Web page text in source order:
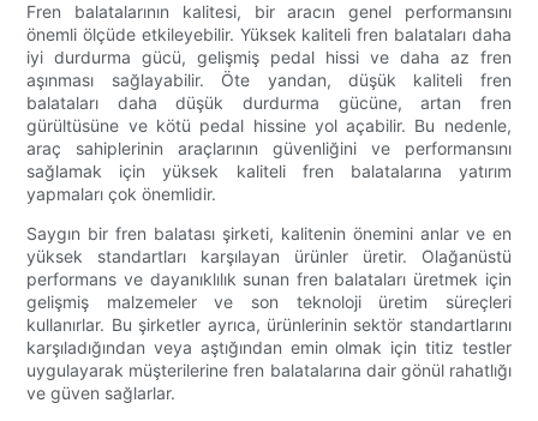
Fren balatalarının kalitesi, bir aracın genel performansını
önemli ölçüde etkileyebilir. Yüksek kaliteli fren balataları daha
iyi durdurma gücü, gelişmiş pedal hissi ve daha az fren
aşınması sağlayabilir. Öte yandan, düşük kaliteli fren
balataları daha düşük durdurma gücüne, artan fren
gürültüsüne ve kötü pedal hissine yol açabilir. Bu nedenle,
araç sahiplerinin araçlarının güvenliğini ve performansını
sağlamak için yüksek kaliteli fren balatalarına yatırım
yapmaları çok önemlidir.
Saygın bir fren balatası şirketi, kalitenin önemini anlar ve en
yüksek standartları karşılayan ürünler üretir. Olağanüstü
performans ve dayanıklılık sunan fren balataları üretmek için
gelişmiş malzemeler ve son teknoloji üretim süreçleri
kullanırlar. Bu şirketler ayrıca, ürünlerinin sektör standartlarını
karşıladığından veya aştığından emin olmak için titiz testler
uygulayarak müşterilerine fren balatalarına dair gönül rahatlığı
ve güven sağlarlar.